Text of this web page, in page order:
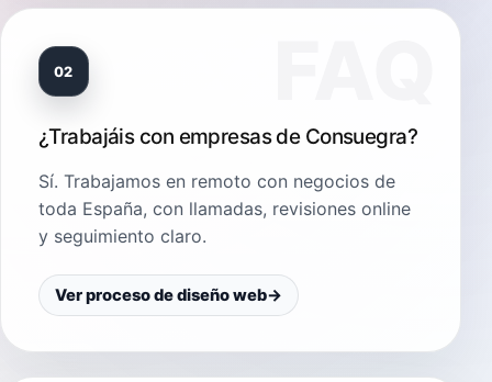
02
¿Trabajáis con empresas de Consuegra?
Sí. Trabajamos en remoto con negocios de
toda España, con llamadas, revisiones online
y seguimiento claro.
Ver proceso de diseño web→